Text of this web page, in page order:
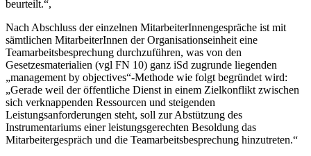
beurteilt.“,
Nach Abschluss der einzelnen MitarbeiterInnengespräche ist mit
sämtlichen MitarbeiterInnen derOrganisationseinheit eine
Teamarbeitsbesprechung durchzuführen, was von den
Gesetzesmaterialien (vgl FN 10) ganz iSd zugrunde liegenden
„management by objectives“-Methode wie folgt begründet wird:
„Gerade weil der öffentliche Dienst in einem Zielkonflikt zwischen
sich verknappenden Ressourcen und steigenden
Leistungsanforderungen steht, soll zur Abstützung des
Instrumentariums einer leistungsgerechten Besoldung das
Mitarbeitergespräch und die Teamarbeitsbesprechung hinzutreten.“